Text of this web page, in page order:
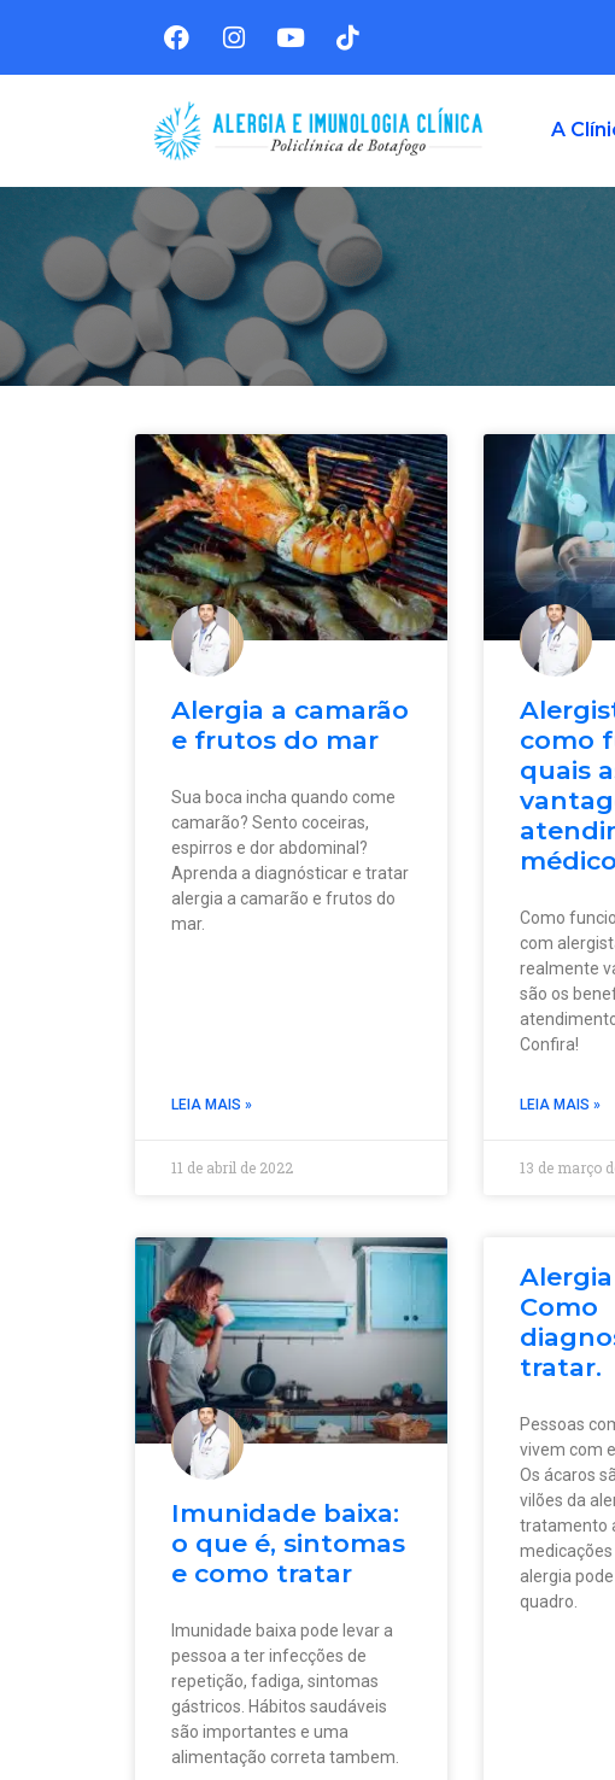
A
Alergia a camarão
e frutos do mar
Sua boca incha quando come
camarão? Sento coceiras,
espirros e dor abdominal?
Aprenda a diagnósticar e tratar
alergia a camarão e frutos do
mar.
LEIA MAIS »
11 de abril de 2022
como
quais
Como
com
realmente
são os
Confira!
LEIA MAIS »
13 de março
Imunidade baixa:
o que é, sintomas
e como tratar
Imunidade baixa pode levar a
pessoa a ter infecções de
repetição, fadiga, sintomas
gástricos. Hábitos saudáveis
são importantes e uma
alimentação correta tambem.
Como
tratar.
Pessoas
vivem com
Os ácaros
vilões da
tratamento
medicações
alergia
quadro.